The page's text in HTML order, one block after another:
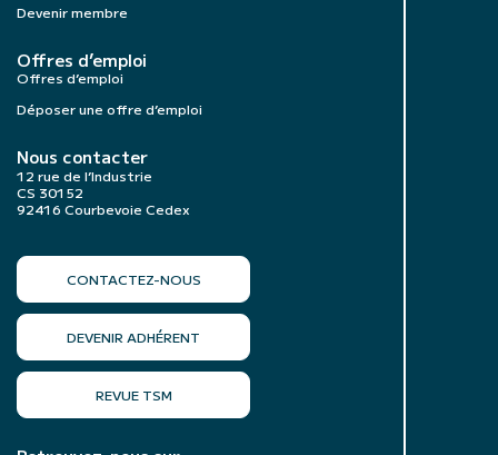
Devenir membre
Offres d’emploi
Offres d’emploi
Déposer une offre d’emploi
Nous contacter
12 rue de l’Industrie
CS 30152
92416 Courbevoie Cedex
CONTACTEZ-NOUS
DEVENIR ADHÉRENT
REVUE TSM